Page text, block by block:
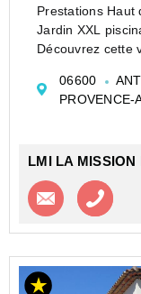
Prestations Haut de Gamme
Découvrez cette
volumes et la
06600
PROVENCE-
LMI LA
Contacter